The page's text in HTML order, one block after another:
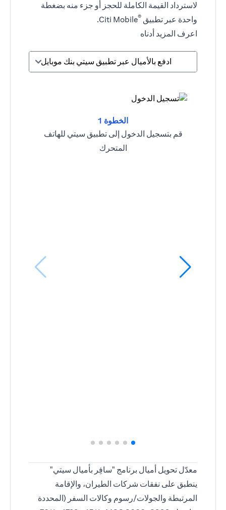
لاسترداد القيمة الكاملة للحجز أو جزء منه بضغطة
واحدة عبر تطبيق ®
Citi Mobile.
اعرف المزيد أدناه
ادفع بالأميال عبر تطبيق سيتي بنك موبايل
الخطوة 1
قم بتسجيل الدخول إلى تطبيق سيتي للهاتف
المتحرك
معدّل تحويل أميال برنامج "سافِر بأميال سيتي"
ينطبق على نفقات شركات الطيران، والإقامة
المرتبطة والجولات/رسوم وكالات السفر (المحددة